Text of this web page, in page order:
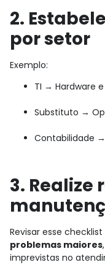
2.
por setor
Exemplo:
TI → Hardware
Substituto →
Contabilidade
3. Realize
Revisar esse
problemas maiores
imprevistas no